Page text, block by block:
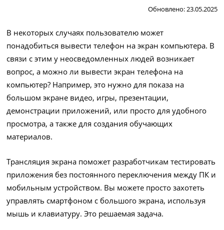
Обновлено: 23.05.2025
В некоторых случаях пользователю может
понадобиться вывести телефон на экран компьютера. В
связи с этим у неосведомленных людей возникает
вопрос, а можно ли вывести экран телефона на
компьютер? Например, это нужно для показа на
большом экране видео, игры, презентации,
демонстрации приложений, или просто для удобного
просмотра, а также для создания обучающих
материалов.
Трансляция экрана поможет разработчикам тестировать
приложения без постоянного переключения между ПК и
мобильным устройством. Вы можете просто захотеть
управлять смартфоном с большого экрана, используя
мышь и клавиатуру. Это решаемая задача.